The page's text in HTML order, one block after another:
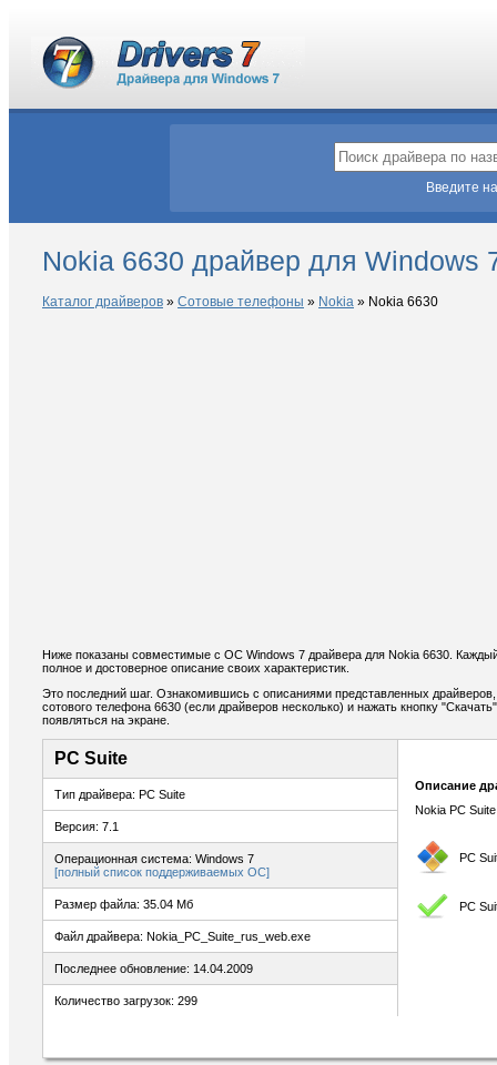
Введите
Nokia 6630 драйвер для Windows
Каталог драйверов » Сотовые телефоны » Nokia » Nokia 6630
Ниже показаны совместимые с ОС Windows 7 драйвера для Nokia 6630.
полное и достоверное описание своих характеристик.
Это последний шаг. Ознакомившись с описаниями представленных
сотового телефона 6630 (если драйверов несколько) и нажать кнопку
появляться на экране.
PC Suite
Тип драйвера: PC Suite
Версия: 7.1
Операционная система: Windows 7
[полный список поддерживаемых ОС]
Размер файла: 35.04 Мб
Файл драйвера: Nokia_PC_Suite_rus_web.exe
Последнее обновление: 14.04.2009
Количество загрузок: 299
Описание
Nokia PC
PC
PC